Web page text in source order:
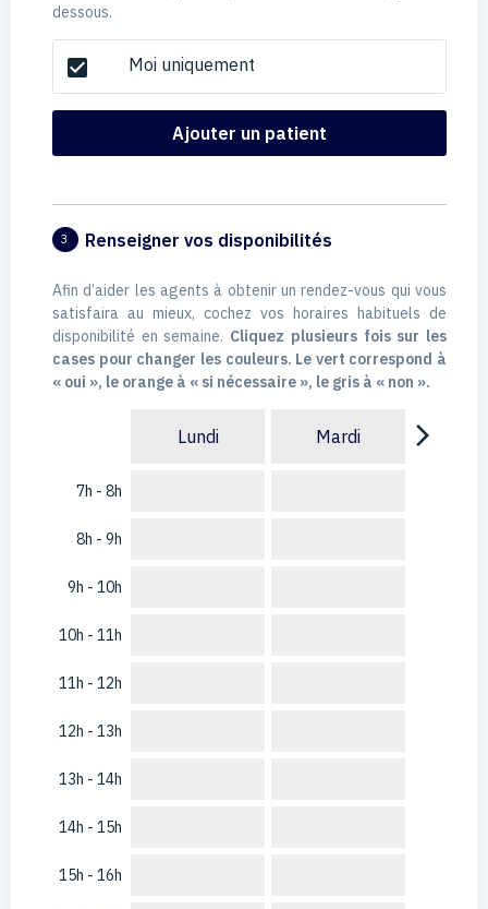
dessous.
check_box Moi uniquement
Ajouter un patient
3 Renseigner vos disponibilités
Afin d’aider les agents à obtenir un rendez-vous qui vous
satisfaira au mieux, cochez vos horaires habituels de
disponibilité en semaine. Cliquez plusieurs fois sur les
cases pour changer les couleurs. Le vert correspond à
« oui », le orange à « si nécessaire », le gris à « non ».
7h - 8h
8h - 9h
9h - 10h
10h - 11h
11h - 12h
12h - 13h
13h - 14h
14h - 15h
15h - 16h
Lundi Mardi arrow_forward_ios